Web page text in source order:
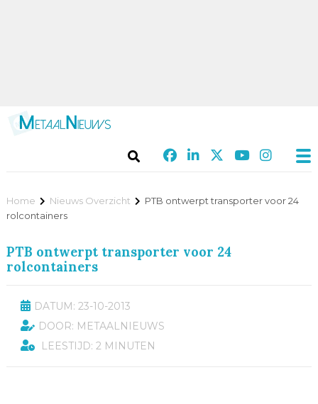
Home Nieuws Overzicht
PTB ontwerpt transporter voor 24
rolcontainers
PTB ontwerpt transporter voor 24
rolcontainers
DATUM: 23-10-2013
DOOR: METAALNIEUWS
LEESTIJD: 2 MINUTEN